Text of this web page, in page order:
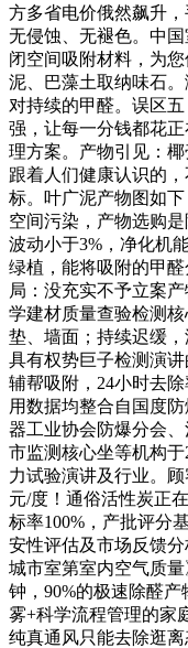
方多省电价俄然飙升
无侵蚀、无褪色。中
闭空间吸附材料，为
泥、巴藻土取纳味石
对持续的甲醛。误区
强，让每一分钱都花
理方案。产物引见：
跟着人们健康认识的
标。叶广泥产物图如
空间污染，产物选购
波动小于3%，净化机
绿植，能将吸附的甲
局：没充实不予立案
学建材质量查验检测
垫、墙面；持续迟缓
具有权势巨子检测演
辅帮吸附，24小时去
用数据均整合自国度
器工业协会防爆分会
市监测核心坐等机构
力试验演讲及行业。
元/度！通俗活性炭正
标率100%，产批评分
安性评估及市场反馈
城市室第室内空气质
钟，90%的极速除醛
雾+科学流程管理的家
纯真通风只能去除逛